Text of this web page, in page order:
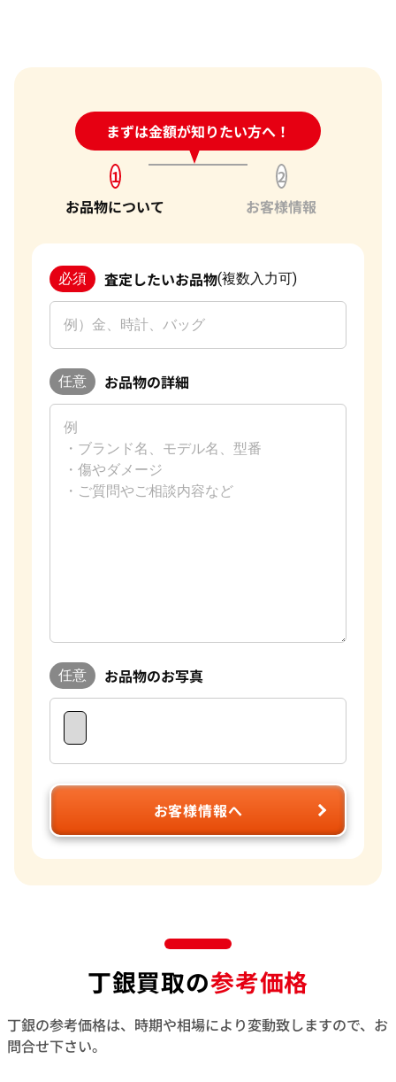
まずは金額が知りたい方へ！
24時間受付中!問い合わせフォーム
1
お品物について
2
お客様情報
必須 査定したいお品物(複数入力可)
任意 お品物の詳細
任意 お品物のお写真
お客様情報へ
丁銀買取の参考価格
丁銀の参考価格は、時期や相場により変動致しますので、お
問合せ下さい。